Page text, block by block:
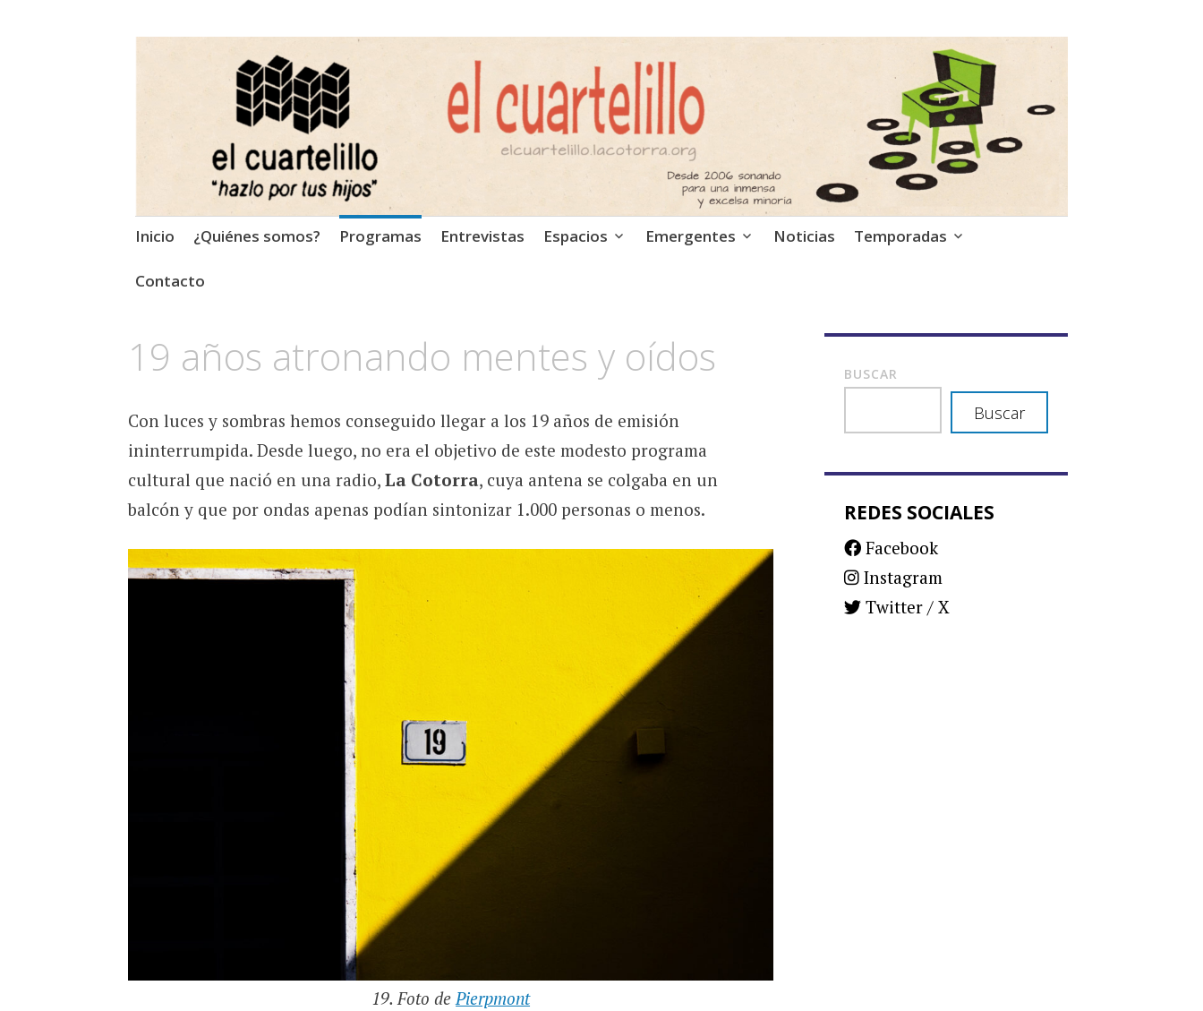
El Cuartelillo
Programa de radio de música independiente. Podcast
Saltar
contenido
Inicio ¿Quiénes somos? Programas Entrevistas Espacios Emergentes Noticias Temporadas
Contacto
19 años atronando mentes y oídos
Con luces y sombras hemos conseguido llegar a los 19 años de emisión
ininterrumpida. Desde luego, no era el objetivo de este modesto programa
cultural que nació en una radio, La Cotorra, cuya antena se colgaba en un
balcón y que por ondas apenas podían sintonizar 1.000 personas o menos.
19. Foto dePierpmont
BUSCAR
Buscar
REDES SOCIALES
Facebook
Instagram
Twitter / X